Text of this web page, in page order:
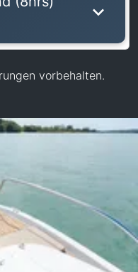
vorbehalten.